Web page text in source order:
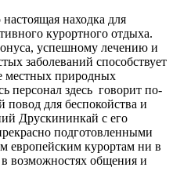
настоящая находка для
курортного отдыха.
успешному лечению и
заболеваний способствует
местных природных
персонал здесь говорит по-
повод для беспокойства и
Друскининкай с его
подготовленными
европейским курортам ни в
возможностях общения и